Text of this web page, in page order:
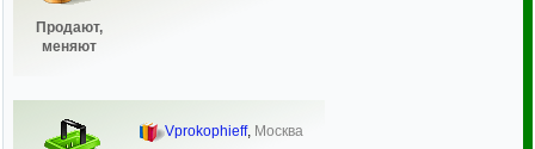
Продают,
меняют
Vprokophieff, Москва